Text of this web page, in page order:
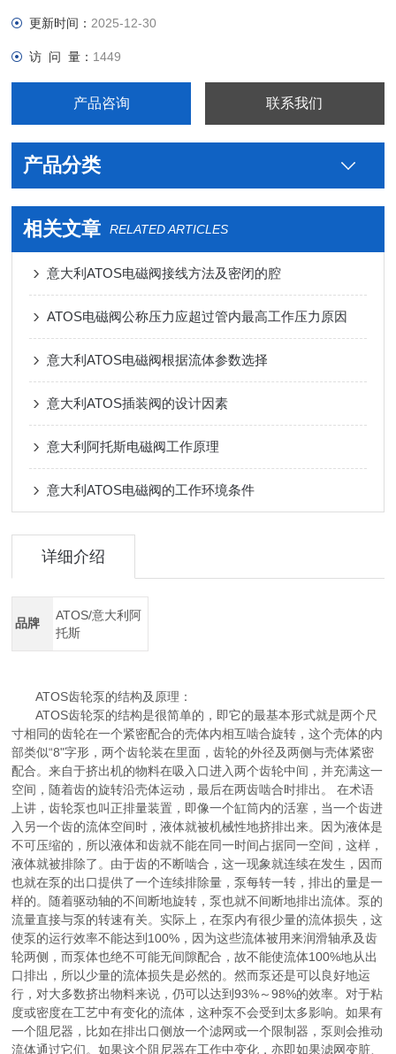
更新时间： 2025-12-30
访 问 量： 1449
产品咨询 联系我们
产品分类
相关文章 RELATED ARTICLES
意大利ATOS电磁阀接线方法及密闭的腔
ATOS电磁阀公称压力应超过管内最高工作压力原因
意大利ATOS电磁阀根据流体参数选择
意大利ATOS插装阀的设计因素
意大利阿托斯电磁阀工作原理
意大利ATOS电磁阀的工作环境条件
详细介绍
品牌
ATOS/意大利阿
托斯
ATOS齿轮泵的结构及原理：
ATOS齿轮泵的结构是很简单的，即它的最基本形式就是两个尺
寸相同的齿轮在一个紧密配合的壳体内相互啮合旋转，这个壳体的内
部类似“8"字形，两个齿轮装在里面，齿轮的外径及两侧与壳体紧密
配合。来自于挤出机的物料在吸入口进入两个齿轮中间，并充满这一
空间，随着齿的旋转沿壳体运动，最后在两齿啮合时排出。 在术语
上讲，齿轮泵也叫正排量装置，即像一个缸筒内的活塞，当一个齿进
入另一个齿的流体空间时，液体就被机械性地挤排出来。因为液体是
不可压缩的，所以液体和齿就不能在同一时间占据同一空间，这样，
液体就被排除了。由于齿的不断啮合，这一现象就连续在发生，因而
也就在泵的出口提供了一个连续排除量，泵每转一转，排出的量是一
样的。随着驱动轴的不间断地旋转，泵也就不间断地排出流体。泵的
流量直接与泵的转速有关。实际上，在泵内有很少量的流体损失，这
使泵的运行效率不能达到100%，因为这些流体被用来润滑轴承及齿
轮两侧，而泵体也绝不可能无间隙配合，故不能使流体100%地从出
口排出，所以少量的流体损失是必然的。然而泵还是可以良好地运
行，对大多数挤出物料来说，仍可以达到93%～98%的效率。对于粘
度或密度在工艺中有变化的流体，这种泵不会受到太多影响。如果有
一个阻尼器，比如在排出口侧放一个滤网或一个限制器，泵则会推动
流体通过它们。如果这个阻尼器在工作中变化，亦即如果滤网变脏、